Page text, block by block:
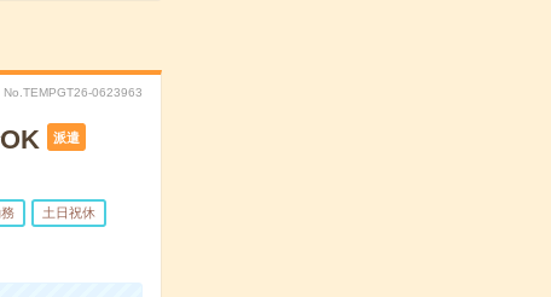
No.TEMPGT26-0623963
派遣
土日祝休